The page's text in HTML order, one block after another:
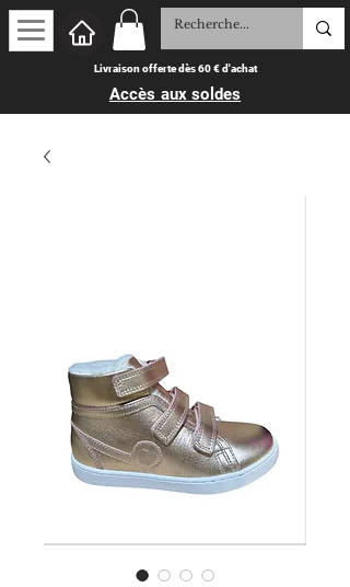
Livraison offerte dès 60 € d'achat
Accès aux soldes